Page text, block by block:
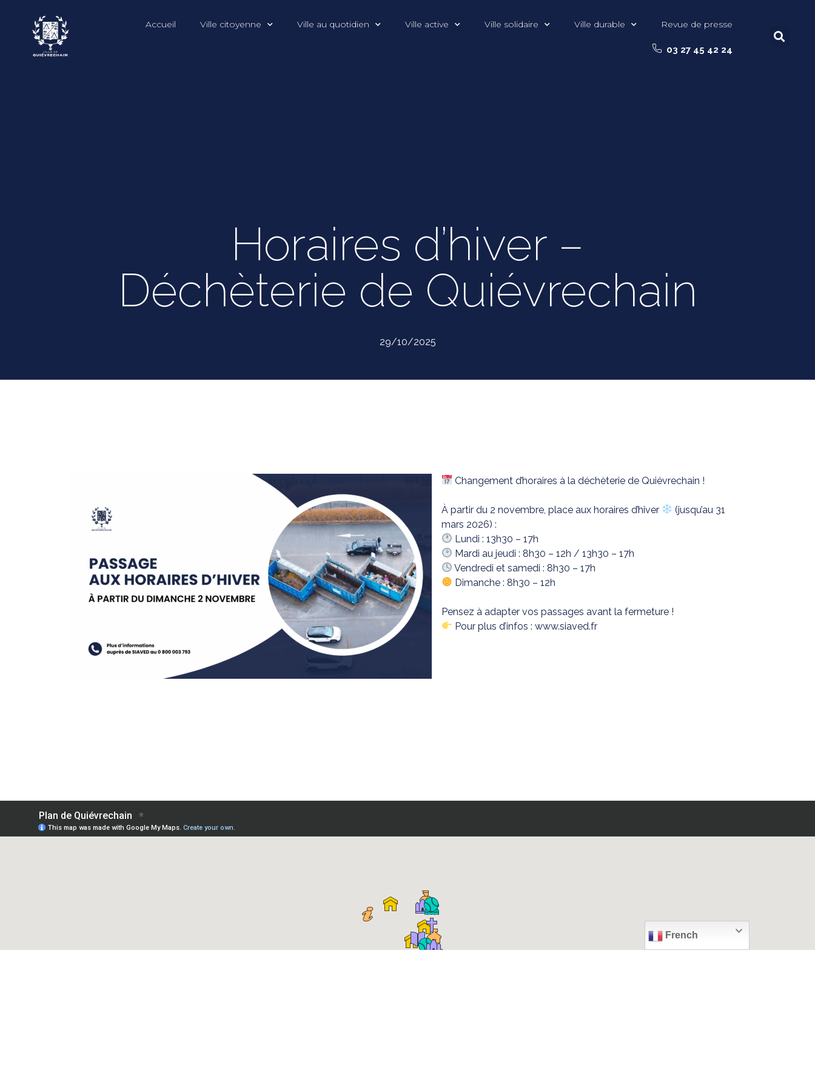
Accueil Ville citoyenne Ville au quotidien Ville active Ville solidaire Ville durable Revue de presse
03 27 45 42 24
Horaires d’hiver –
Déchèterie de Quiévrechain
29/10/2025
Changement d’horaires à la déchèterie de Quiévrechain !
À partir du 2 novembre, place aux horaires d’hiver
(jusqu’au 31
mars 2026) :
Lundi : 13h30 – 17h
Mardi au jeudi : 8h30 – 12h / 13h30 – 17h
Vendredi et samedi : 8h30 – 17h
Dimanche : 8h30 – 12h
Pensez à adapter vos passages avant la fermeture !
Pour plus d’infos : www.siaved.fr
French